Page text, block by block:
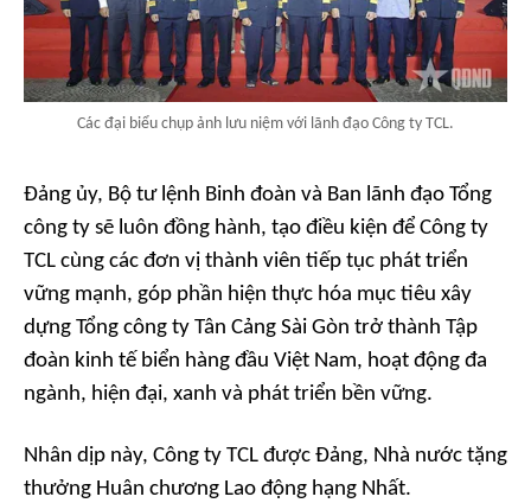
Các đại biểu chụp ảnh lưu niệm với lãnh đạo Công ty TCL.
Đảng ủy, Bộ tư lệnh Binh đoàn và Ban lãnh đạo Tổng
công ty sẽ luôn đồng hành, tạo điều kiện để Công ty
TCL cùng các đơn vị thành viên tiếp tục phát triển
vững mạnh, góp phần hiện thực hóa mục tiêu xây
dựng Tổng công ty Tân Cảng Sài Gòn trở thành Tập
đoàn kinh tế biển hàng đầu Việt Nam, hoạt động đa
ngành, hiện đại, xanh và phát triển bền vững.
Nhân dịp này, Công ty TCL được Đảng, Nhà nước tặng
thưởng Huân chương Lao động hạng Nhất.